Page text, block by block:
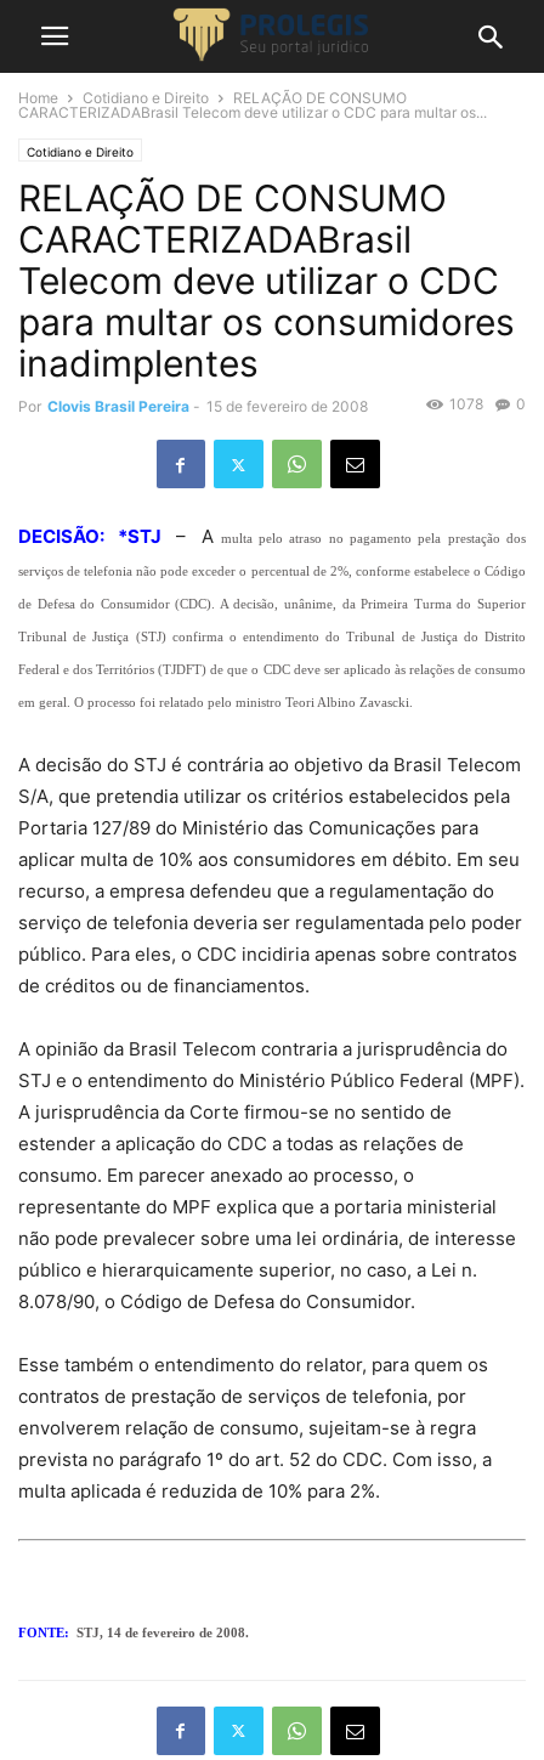
Home Cotidiano e Direito
RELAÇÃO DE CONSUMO
CARACTERIZADABrasil Telecom deve utilizar o CDC para multar os...
Cotidiano e Direito
RELAÇÃO DE CONSUMO
CARACTERIZADABrasil
Telecom deve utilizar o CDC
para multar os consumidores
inadimplentes
Por Clovis Brasil Pereira - 15 de fevereiro de 2008 0
1078
DECISÃO: *STJ – A multa pelo atraso no pagamento pela prestação dos
serviços de telefonia não pode exceder o percentual de 2%, conforme estabelece o Código
de Defesa do Consumidor (CDC). A decisão, unânime, da Primeira Turma do Superior
Tribunal de Justiça (STJ) confirma o entendimento do Tribunal de Justiça do Distrito
Federal e dos Territórios (TJDFT) de que o CDC deve ser aplicado às relações de consumo
em geral. O processo foi relatado pelo ministro Teori Albino Zavascki.
A decisão do STJ é contrária ao objetivo da Brasil Telecom
S/A, que pretendia utilizar os critérios estabelecidos pela
Portaria 127/89 do Ministério das Comunicações para
aplicar multa de 10% aos consumidores em débito. Em seu
recurso, a empresa defendeu que a regulamentação do
serviço de telefonia deveria ser regulamentada pelo poder
público. Para eles, o CDC incidiria apenas sobre contratos
de créditos ou de financiamentos.
A opinião da Brasil Telecom contraria a jurisprudência do
STJ e o entendimento do Ministério Público Federal (MPF).
A jurisprudência da Corte firmou-se no sentido de
estender a aplicação do CDC a todas as relações de
consumo. Em parecer anexado ao processo, o
representante do MPF explica que a portaria ministerial
não pode prevalecer sobre uma lei ordinária, de interesse
público e hierarquicamente superior, no caso, a Lei n.
8.078/90, o Código de Defesa do Consumidor.
Esse também o entendimento do relator, para quem os
contratos de prestação de serviços de telefonia, por
envolverem relação de consumo, sujeitam-se à regra
prevista no parágrafo 1º do art. 52 do CDC. Com isso, a
multa aplicada é reduzida de 10% para 2%.
FONTE: STJ, 14 de fevereiro de 2008.